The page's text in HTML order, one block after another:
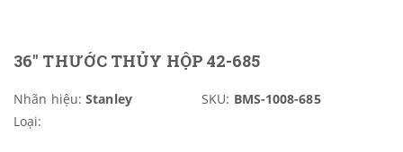
36" THƯỚC THỦY HỘP 42-685
Nhãn hiệu: Stanley SKU: BMS-1008-685
Loại: